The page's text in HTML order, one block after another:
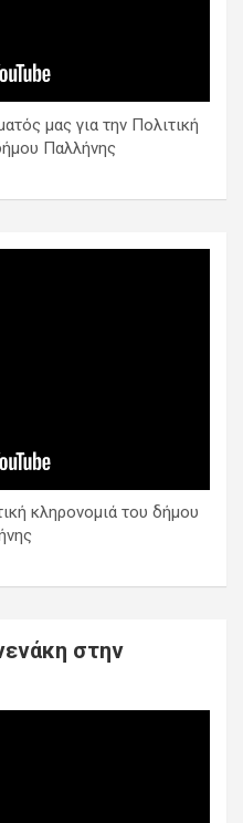
μας για την Πολιτική
Παλλήνης
κληρονομιά του δήμου
στην